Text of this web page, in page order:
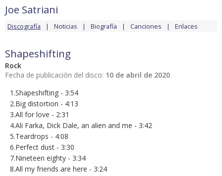
Joe Satriani
Discografía Noticias Biografía Canciones Enlaces
Shapeshifting
Rock
Fecha de publicación del disco: 10 de abril de 2020
1.Shapeshifting - 3:54
2.Big distortion - 4:13
3.All for love - 2:31
4.Ali Farka, Dick Dale, an alien and me - 3:42
5.Teardrops - 4:08
6.Perfect dust - 3:30
7.Nineteen eighty - 3:34
8.All my friends are here - 3:24